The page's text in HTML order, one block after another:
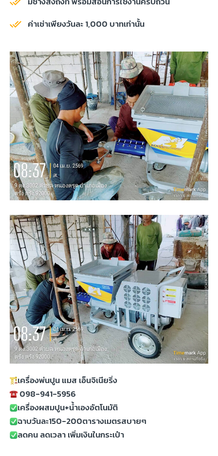
ค่าเช่าเพียงวันละ 1,000 บาทเท่านั้น
เครื่องพ่นปูน แมส เอ็นจิเนียริ่ง
098-941-5956
เครื่องผสมปูน+น้ำเองอัตโนมัติ
ฉาบวันละ150-200ตารางเมตรสบายๆ
ลดคน ลดเวลา เพิ่มเงินในกระเป๋า